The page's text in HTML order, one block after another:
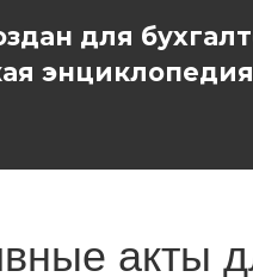
для
энциклопедия
акты